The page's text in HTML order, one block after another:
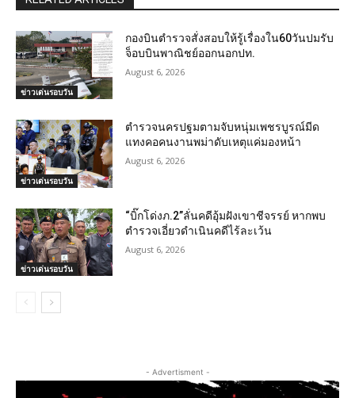
ข่าวเด่นรอบวัน
กองบินตำรวจสั่งสอบให้รู้เรื่องใน60วันปมรับ
จ็อบบินพาณิชย์ออกนอกปท.
August 6, 2026
ข่าวเด่นรอบวัน
ตำรวจนครปฐมตามจับหนุ่มเพชรบูรณ์มีด
แทงคอคนงานพม่าดับเหตุแค่มองหน้า
August 6, 2026
ข่าวเด่นรอบวัน
“บิ๊กโด่งภ.2”ลั่นคดีอุ้มฝังเขาชีจรรย์ หากพบ
ตำรวจเอี่ยวดำเนินคดีไร้ละเว้น
August 6, 2026
- Advertisment -